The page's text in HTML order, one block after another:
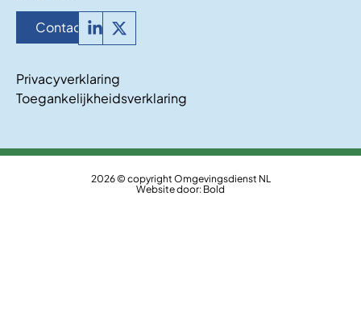
Contact
Privacyverklaring
Toegankelijkheidsverklaring
2026 © copyright Omgevingsdienst NL
Website door: Bold